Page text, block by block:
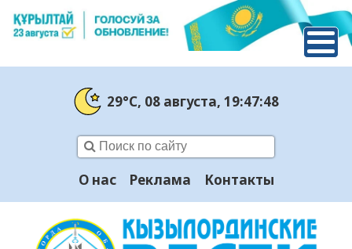
29°C, 08 августа, 19:47:49
О нас Реклама Контакты